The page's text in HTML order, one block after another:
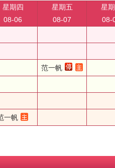
星期四
08-06
星期五
08-07
星
08-
范一帆
一帆